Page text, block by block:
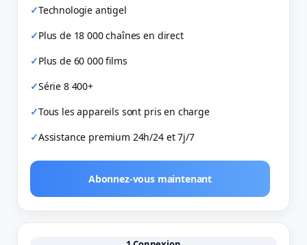
Technologie antigel
Plus de 18 000 chaînes en direct
Plus de 60 000 films
Série 8 400+
Tous les appareils sont pris en charge
Assistance premium 24h/24 et 7j/7
Abonnez-vous maintenant